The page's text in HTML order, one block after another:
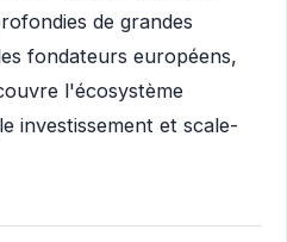
de grandes
fondateurs européens,
l'écosystème
investissement et scale-